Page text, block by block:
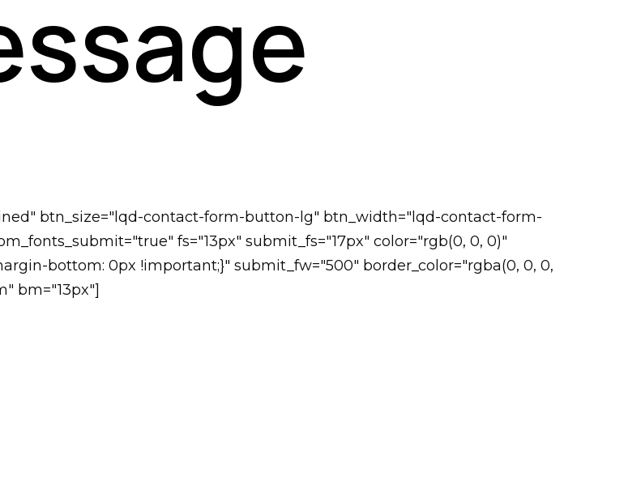
btn_size="lqd-contact-form-button-lg" btn_width="lqd-contact-form-
fs="13px" submit_fs="17px" color="rgb(0, 0, 0)"
bottom: 0px !important;}" submit_fw="500" border_color="rgba(0, 0, 0,
bm="13px"]